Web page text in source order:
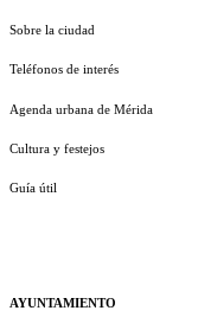
Sobre la ciudad
Teléfonos de interés
Agenda urbana de Mérida
Cultura y festejos
Guía útil
AYUNTAMIENTO